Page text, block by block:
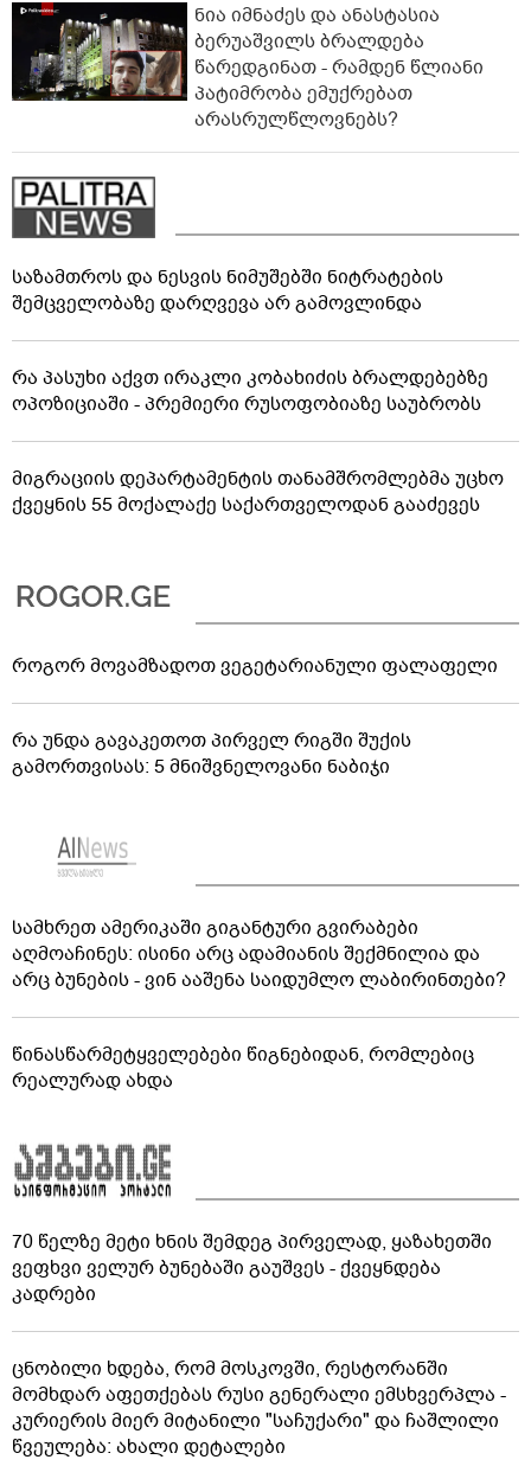
ნია იმნაძეს და ანასტასია
ბერუაშვილს ბრალდება
წარედგინათ - რამდენ წლიანი
პატიმრობა ემუქრებათ
არასრულწლოვნებს?
საზამთროს და ნესვის ნიმუშებში ნიტრატების
შემცველობაზე დარღვევა არ გამოვლინდა
რა პასუხი აქვთ ირაკლი კობახიძის ბრალდებებზე
ოპოზიციაში - პრემიერი რუსოფობიაზე საუბრობს
მიგრაციის დეპარტამენტის თანამშრომლებმა უცხო
ქვეყნის 55 მოქალაქე საქართველოდან გააძევეს
როგორ მოვამზადოთ ვეგეტარიანული ფალაფელი
რა უნდა გავაკეთოთ პირველ რიგში შუქის
გამორთვისას: 5 მნიშვნელოვანი ნაბიჯი
სამხრეთ ამერიკაში გიგანტური გვირაბები
აღმოაჩინეს: ისინი არც ადამიანის შექმნილია და
არც ბუნების - ვინ ააშენა საიდუმლო ლაბირინთები?
წინასწარმეტყველებები წიგნებიდან, რომლებიც
რეალურად ახდა
70 წელზე მეტი ხნის შემდეგ პირველად, ყაზახეთში
ვეფხვი ველურ ბუნებაში გაუშვეს - ქვეყნდება
კადრები
ცნობილი ხდება, რომ მოსკოვში, რესტორანში
მომხდარ აფეთქებას რუსი გენერალი ემსხვერპლა -
კურიერის მიერ მიტანილი "საჩუქარი" და ჩაშლილი
წვეულება: ახალი დეტალები